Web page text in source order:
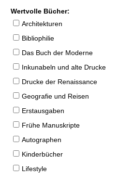
Wertvolle Bücher:
Architekturen
Bibliophilie
Das Buch der Moderne
Inkunabeln und alte Drucke
Drucke der Renaissance
Geografie und Reisen
Erstausgaben
Frühe Manuskripte
Autographen
Kinderbücher
Lifestyle